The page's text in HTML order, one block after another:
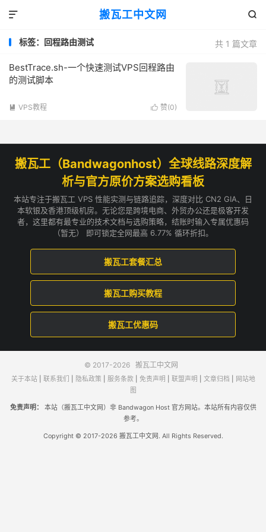
搬瓦工中文网 

共 1 篇文章
标签：回程路由测试
BestTrace.sh-一个快速测试VPS回程路由
的测试脚本
 赞(0)
 VPS教程
搬瓦工（Bandwagonhost）全球线路深度解
析与官方原价方案选购看板
本站专注于搬瓦工 VPS 性能实测与链路追踪，深度对比 CN2 GIA、日
本软银及香港顶级机房。无论您是跨境电商、外贸办公还是极客开发
者，这里都有最专业的技术文档与选购策略，结账时输入专属优惠码
（暂无） 即可锁定全网最高 6.77% 循环折扣。
搬瓦工套餐汇总
搬瓦工购买教程
搬瓦工优惠码
© 2017-2026 搬瓦工中文网
关于本站| 联系我们 隐私政策 服务条款 免责声明 联盟声明 文章归档
网站地
图
免责声明：
本站（搬瓦工中文网）非 Bandwagon Host 官方网站。本站所有内容仅供
参考。
Copyright © 2017-2026 搬瓦工中文网. All Rights Reserved.